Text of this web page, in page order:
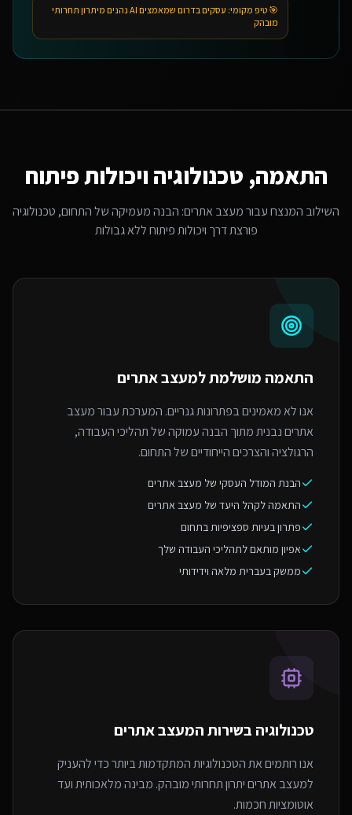
🎯 טיפ מקומי:
עסקים בדרום שמאמצים AI נהנים מיתרון תחרותי
מובהק
התאמה, טכנולוגיה ויכולות פיתוח
השילוב המנצח עבורמעצב אתרים: הבנה מעמיקה של התחום, טכנולוגיה
פורצת דרך ויכולות פיתוח ללא גבולות
התאמה מושלמת למעצב אתרים
אנו לא מאמינים בפתרונות גנריים. המערכת עבור מעצב
אתרים נבנית מתוך הבנה עמוקה של תהליכי העבודה,
הרגולציה והצרכים הייחודיים של התחום.
הבנת המודל העסקי של מעצב אתרים
התאמה לקהל היעד של מעצב אתרים
פתרון בעיות ספציפיות בתחום
אפיון מותאם לתהליכי העבודה שלך
ממשק בעברית מלאה וידידותי
טכנולוגיה בשירות המעצב אתרים
אנו רותמים את הטכנולוגיות המתקדמות ביותר כדי להעניק
למעצב אתרים יתרון תחרותי מובהק. מבינה מלאכותית ועד
אוטומציות חכמות.